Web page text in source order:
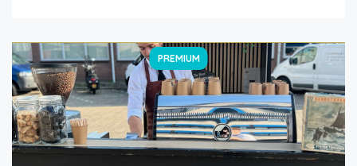
PREMIUM